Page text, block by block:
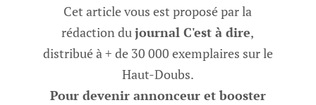
Cet article vous est proposé par la
rédaction dujournal C'est à dire,
distribué à + de 30 000 exemplaires sur le
Haut-Doubs.
Pour devenir annonceur et booster